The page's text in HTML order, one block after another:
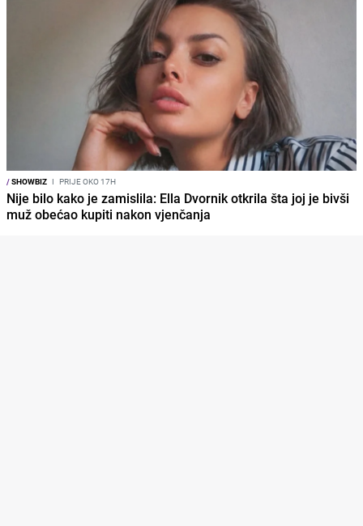
/SHOWBIZ I PRIJE OKO 17H
Nije bilo kako je zamislila: Ella Dvornik otkrila šta joj je bivši
muž obećao kupiti nakon vjenčanja